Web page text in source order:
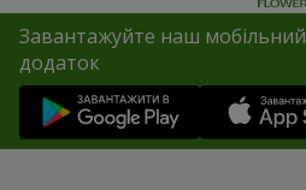
Завантажуйте наш мобільний
додаток